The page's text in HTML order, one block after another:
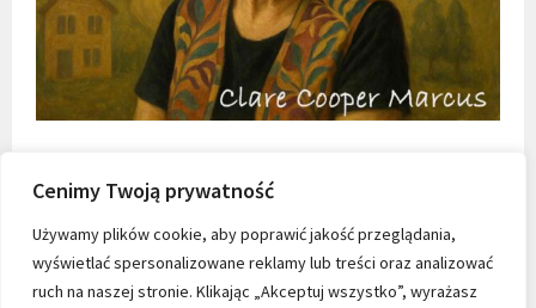
Cenimy Twoją prywatność
Używamy plików cookie, aby poprawić jakość przeglądania,
wyświetlać spersonalizowane reklamy lub treści oraz analizować
ruch na naszej stronie. Klikając „Akceptuj wszystko”, wyrażasz